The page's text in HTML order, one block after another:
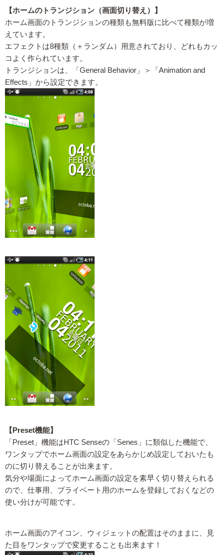
【ホームのトランジション（画面切り替え）】
ホーム画面のトランジションの種類も無料版に比べて種類が増
えています。
エフェクトは8種類（＋ランダム）用意されており、どれもカッ
コよく作られています。
トランジションは、「General Behavior」＞「Animation and
Effects」から設定できます。
【Preset機能】
「Preset」機能はHTC Senseの「Senes」に類似した機能で、
ワンタップでホーム画面の設定をあらかじめ設定しておいたも
のに切り替えることが出来ます。
気分や場面によってホーム画面の設定を素早く切り替えられる
ので、仕事用、プライベート用のホームを登録しておくなどの
使い分けが可能です。
ホーム画面のアイコン、ウィジェットの配置はそのままに、見
た目をワンタップで変更することも出来ます！